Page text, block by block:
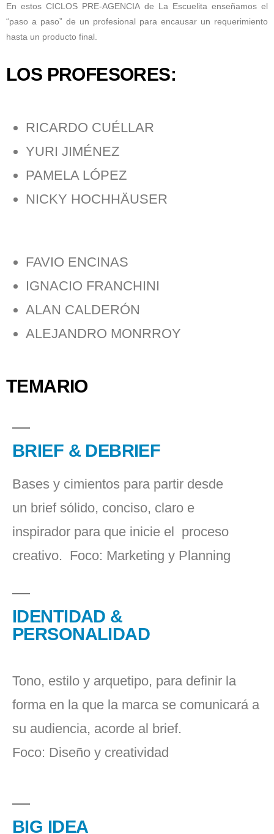
En estos CICLOS PRE-AGENCIA de La Escuelita enseñamos el
“paso a paso” de un profesional para encausar un requerimiento
hasta un producto final.
LOS PROFESORES:
RICARDO CUÉLLAR
YURI JIMÉNEZ
PAMELA LÓPEZ
NICKY HOCHHÄUSER
FAVIO ENCINAS
IGNACIO FRANCHINI
ALAN CALDERÓN
ALEJANDRO MONRROY
TEMARIO
BRIEF & DEBRIEF
Bases y cimientos para partir desde
un brief sólido, conciso, claro e
inspirador para que inicie el proceso
creativo. Foco: Marketing y Planning
IDENTIDAD &
PERSONALIDAD
Tono, estilo y arquetipo, para definir la
forma en la que la marca se comunicará a
su audiencia, acorde al brief.
Foco: Diseño y creatividad
BIG IDEA